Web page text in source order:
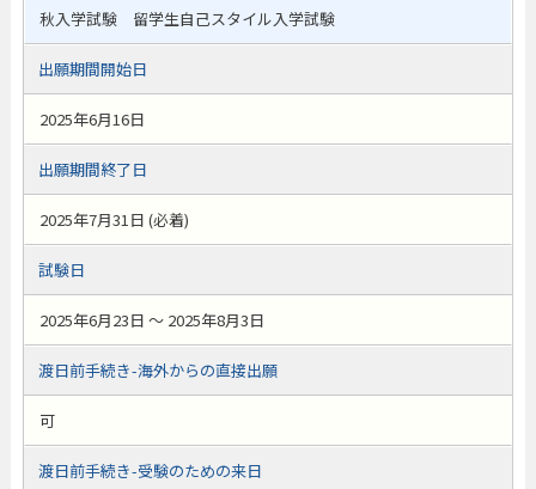
秋入学試験 留学生自己スタイル入学試験
出願期間開始日
2025年6月16日
出願期間終了日
2025年7月31日 (必着)
試験日
2025年6月23日 ～ 2025年8月3日
渡日前手続き-海外からの直接出願
可
渡日前手続き-受験のための来日